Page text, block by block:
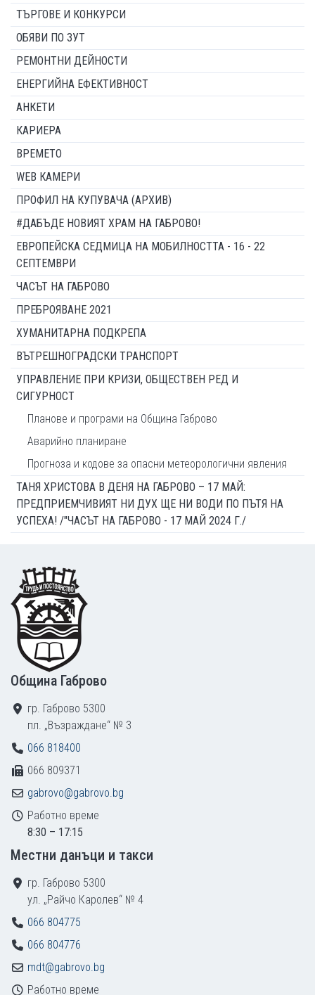
ТЪРГОВЕ И КОНКУРСИ
ОБЯВИ ПО ЗУТ
РЕМОНТНИ ДЕЙНОСТИ
ЕНЕРГИЙНА ЕФЕКТИВНОСТ
АНКЕТИ
КАРИЕРА
ВРЕМЕТО
WEB КАМЕРИ
ПРОФИЛ НА КУПУВАЧА (АРХИВ)
#ДАБЪДЕ НОВИЯТ ХРАМ НА ГАБРОВО!
ЕВРОПЕЙСКА СЕДМИЦА НА МОБИЛНОСТТА - 16 - 22
СЕПТЕМВРИ
ЧАСЪТ НА ГАБРОВО
ПРЕБРОЯВАНЕ 2021
ХУМАНИТАРНА ПОДКРЕПА
ВЪТРЕШНОГРАДСКИ ТРАНСПОРТ
УПРАВЛЕНИЕ ПРИ КРИЗИ, ОБЩЕСТВЕН РЕД И
СИГУРНОСТ
Планове и програми на Община Габрово
Аварийно планиране
Прогноза и кодове за опасни метеорологични явления
ТАНЯ ХРИСТОВА В ДЕНЯ НА ГАБРОВО – 17 МАЙ:
ПРЕДПРИЕМЧИВИЯТ НИ ДУХ ЩЕ НИ ВОДИ ПО ПЪТЯ НА
УСПЕХА! /"ЧАСЪТ НА ГАБРОВО - 17 МАЙ 2024 Г./
Footer
Община Габрово
гр. Габрово 5300
пл. „Възраждане“ № 3
066 818400
066 809371
gabrovo@gabrovo.bg
Работно време
8:30 – 17:15
Местни данъци и такси
гр. Габрово 5300
ул. „Райчо Каролев“ № 4
066 804775
066 804776
mdt@gabrovo.bg
Работно време